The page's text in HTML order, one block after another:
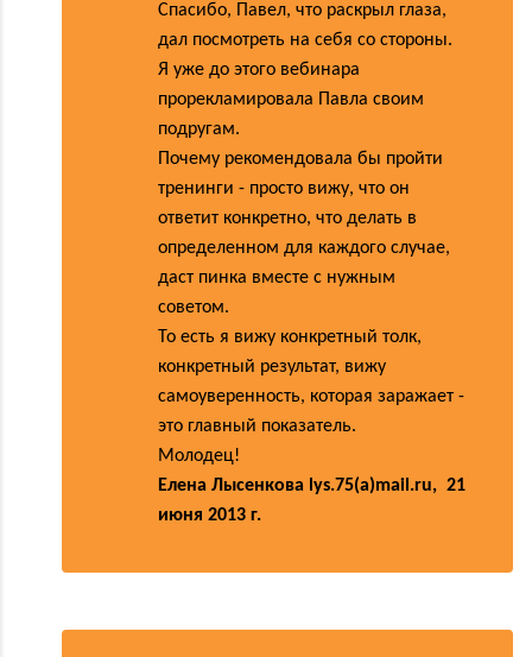
Спасибо, Павел, что раскрыл глаза,
дал посмотреть на себя со стороны.
Я уже до этого вебинара
прорекламировала Павла своим
подругам.
Почему рекомендовала бы пройти
тренинги - просто вижу, что он
ответит конкретно, что делать в
определенном для каждого случае,
даст пинка вместе с нужным
советом.
То есть я вижу конкретный толк,
конкретный результат, вижу
самоуверенность, которая заражает -
это главный показатель.
Молодец!
Елена Лысенкова lys.75(a)mail.ru, 21
июня 2013 г.